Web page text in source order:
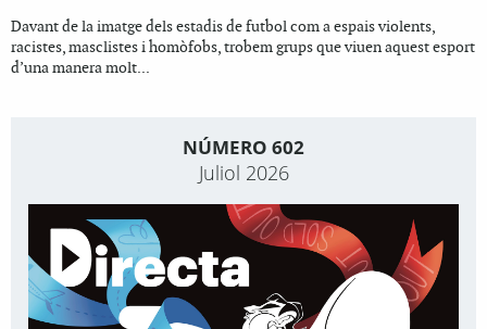
Davant de la imatge dels estadis de futbol com a espais violents,
racistes, masclistes i homòfobs, trobem grups que viuen aquest esport
d’una manera molt...
NÚMERO 602
Juliol 2026